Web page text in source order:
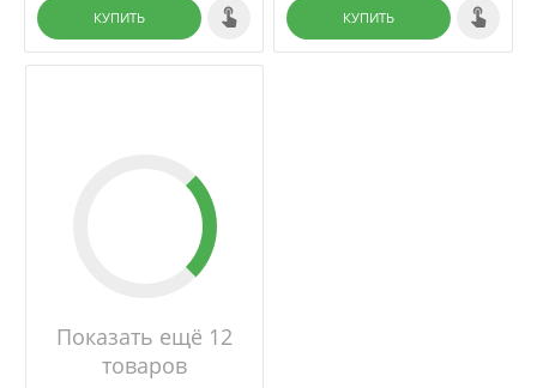
КУПИТЬ КУПИТЬ
Показать ещё 12
товаров